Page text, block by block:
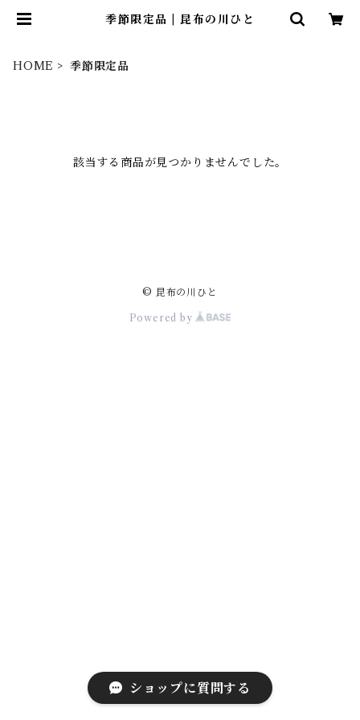
季節限定品 | 昆布の川ひと
HOME 季節限定品
該当する商品が見つかりませんでした。
© 昆布の川ひと
Powered by
ショップに質問する